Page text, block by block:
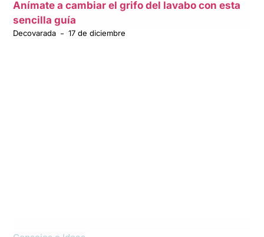
Anímate a cambiar el grifo del lavabo con esta
sencilla guía
Decovarada 17 de diciembre